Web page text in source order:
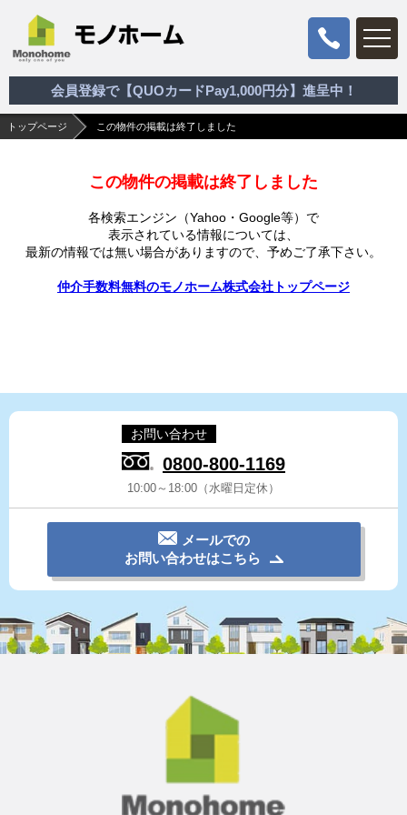
会員登録で【QUOカードPay1,000円分】進呈中！
トップページ この物件の掲載は終了しました
この物件の掲載は終了しました
各検索エンジン（Yahoo・Google等）で
表示されている情報については、
最新の情報では無い場合がありますので、 予めご了承下さい。
仲介手数料無料のモノホーム株式会社トップページ
お問い合わせ
0800-800-1169
10:00～18:00（水曜日定休）
メールでの
お問い合わせはこちら